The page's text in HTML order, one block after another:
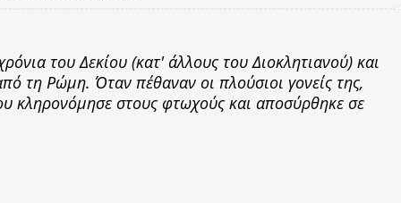
του Δεκίου (κατ' άλλους του Διοκλητιανού) και
τη Ρώμη. Όταν πέθαναν οι πλούσιοι γονείς της,
κληρονόμησε στους φτωχούς και αποσύρθηκε σε